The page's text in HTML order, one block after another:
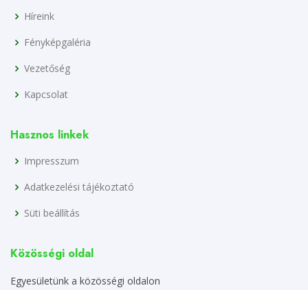
Híreink
Fényképgaléria
Vezetőség
Kapcsolat
Hasznos linkek
Impresszum
Adatkezelési tájékoztató
Süti beállítás
Közösségi oldal
Egyesületünk a közösségi oldalon